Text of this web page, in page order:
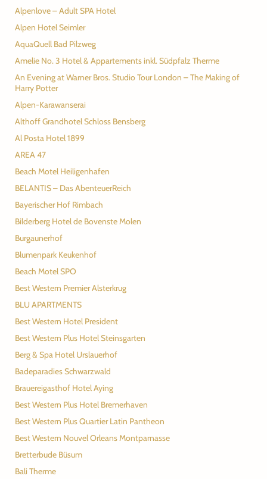
Alpenlove – Adult SPA Hotel
Alpen Hotel Seimler
AquaQuell Bad Pilzweg
Amelie No. 3 Hotel & Appartements inkl. Südpfalz Therme
An Evening at Warner Bros. Studio Tour London – The Making of
Harry Potter
Alpen-Karawanserai
Althoff Grandhotel Schloss Bensberg
Al Posta Hotel 1899
AREA 47
Beach Motel Heiligenhafen
BELANTIS – Das AbenteuerReich
Bayerischer Hof Rimbach
Bilderberg Hotel de Bovenste Molen
Burgaunerhof
Blumenpark Keukenhof
Beach Motel SPO
Best Western Premier Alsterkrug
BLU APARTMENTS
Best Western Hotel President
Best Western Plus Hotel Steinsgarten
Berg & Spa Hotel Urslauerhof
Badeparadies Schwarzwald
Brauereigasthof Hotel Aying
Best Western Plus Hotel Bremerhaven
Best Western Plus Quartier Latin Pantheon
Best Western Nouvel Orleans Montparnasse
Bretterbude Büsum
Bali Therme